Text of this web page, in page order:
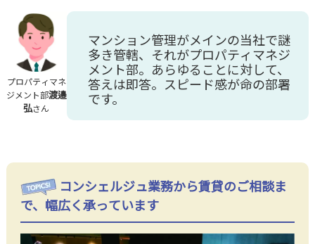
プロパティマネ
ジメント部渡邉
弘さん
マンション管理がメインの当社で謎
多き管轄、それがプロパティマネジ
メント部。あらゆることに対して、
答えは即答。スピード感が命の部署
です。
コンシェルジュ業務から賃貸のご相談ま
で、幅広く承っています